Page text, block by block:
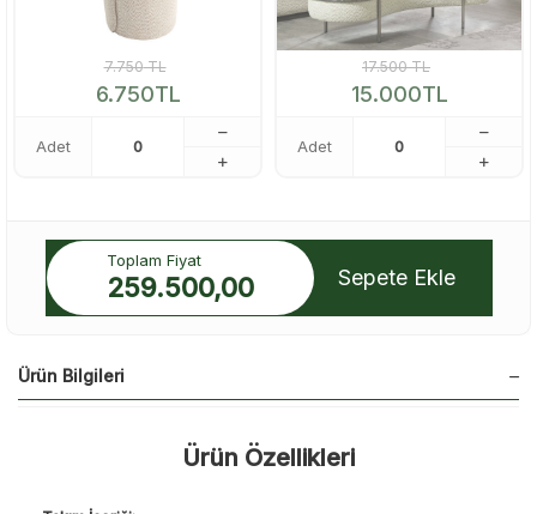
7.750TL
6.750TL
Adet
17.500TL
15.000TL
Adet
Toplam Fiyat
259.500,00 Sepete Ekle
Ürün Bilgileri
Ürün Özellikleri